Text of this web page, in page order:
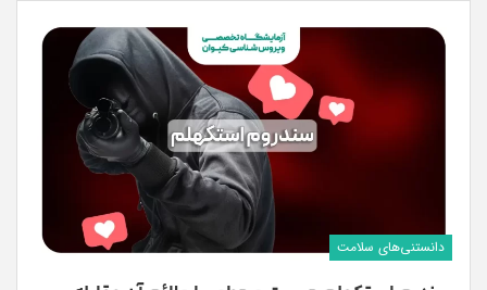
دانستنی‌های سلامت